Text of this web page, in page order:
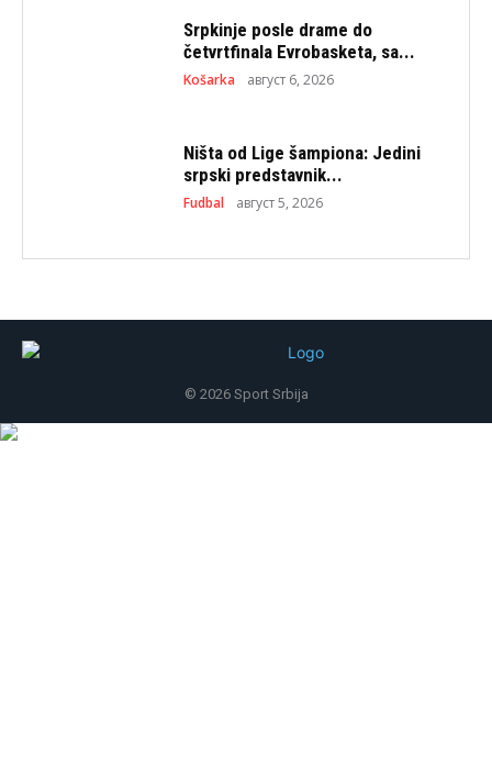
Srpkinje posle drame do
četvrtfinala Evrobasketa, sa...
Košarka август 6, 2026
Ništa od Lige šampiona: Jedini
srpski predstavnik...
Fudbal август 5, 2026
© 2026 Sport Srbija